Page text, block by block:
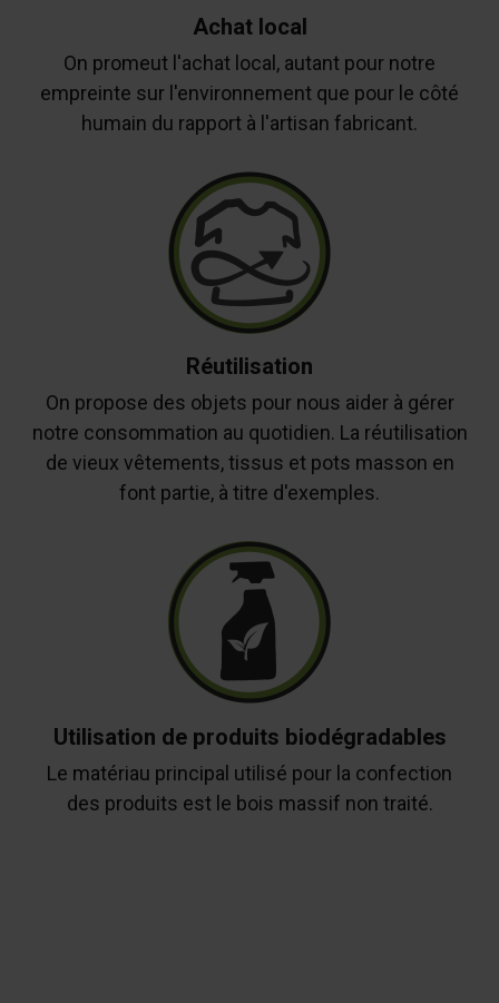
Achat local
On promeut l'achat local, autant pour notre
empreinte sur l'environnement que pour le côté
humain du rapport à l'artisan fabricant.
Réutilisation
On propose des objets pour nous aider à gérer
notre consommation au quotidien. La réutilisation
de vieux vêtements, tissus et pots masson en
font partie, à titre d'exemples.
Utilisation de produits biodégradables
Le matériau principal utilisé pour la confection
des produits est le bois massif non traité.